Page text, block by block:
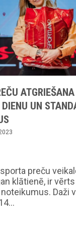
UN
preču
klātienē, ir
Daži